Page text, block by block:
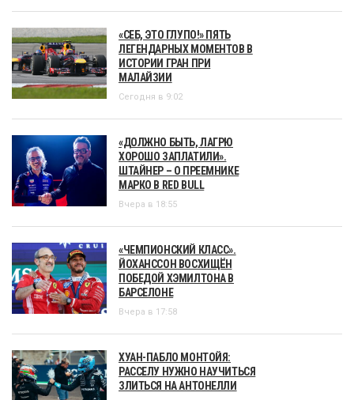
«СЕБ, ЭТО ГЛУПО!» ПЯТЬ
ЛЕГЕНДАРНЫХ МОМЕНТОВ В
ИСТОРИИ ГРАН ПРИ
МАЛАЙЗИИ
Сегодня в 9:02
«ДОЛЖНО БЫТЬ, ЛАГРЮ
ХОРОШО ЗАПЛАТИЛИ».
ШТАЙНЕР – О ПРЕЕМНИКЕ
МАРКО В RED BULL
Вчера в 18:55
«ЧЕМПИОНСКИЙ КЛАСС».
ЙОХАНССОН ВОСХИЩЁН
ПОБЕДОЙ ХЭМИЛТОНА В
БАРСЕЛОНЕ
Вчера в 17:58
ХУАН-ПАБЛО МОНТОЙЯ:
РАССЕЛУ НУЖНО НАУЧИТЬСЯ
ЗЛИТЬСЯ НА АНТОНЕЛЛИ